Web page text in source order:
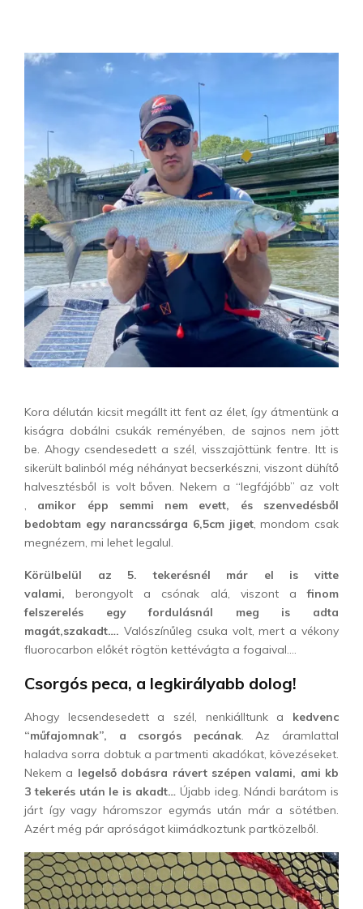
Kora délután kicsit megállt itt fent az élet, így átmentünk a
kiságra dobálni csukák reményében, de sajnos nem jött
be. Ahogy csendesedett a szél, visszajöttünk fentre. Itt is
sikerült balinból még néhányat becserkészni, viszont dühítő
halvesztésből is volt bőven. Nekem a “legfájóbb” az volt
, amikor épp semmi nem evett, és szenvedésből
bedobtam egy narancssárga 6,5cm jiget, mondom csak
megnézem, mi lehet legalul.
Körülbelül az 5. tekerésnél már el is vitte
valami, berongyolt a csónak alá, viszont afinom
felszerelés egy fordulásnál meg is adta
magát,szakadt…. Valószínűleg csuka volt, mert a vékony
fluorocarbon előkét rögtön kettévágta a fogaival….
Csorgós peca, a legkirályabb dolog!
Ahogy lecsendesedett a szél, nenkiálltunk a kedvenc
“műfajomnak”, a csorgós pecának. Az áramlattal
haladva sorra dobtuk a partmenti akadókat, kövezéseket.
Nekem a legelső dobásra rávert szépen valami, ami kb
3 tekerés után le is akadt… Újabb ideg. Nándi barátom is
járt így vagy háromszor egymás után már a sötétben.
Azért még pár apróságot kiimádkoztunk partközelből.